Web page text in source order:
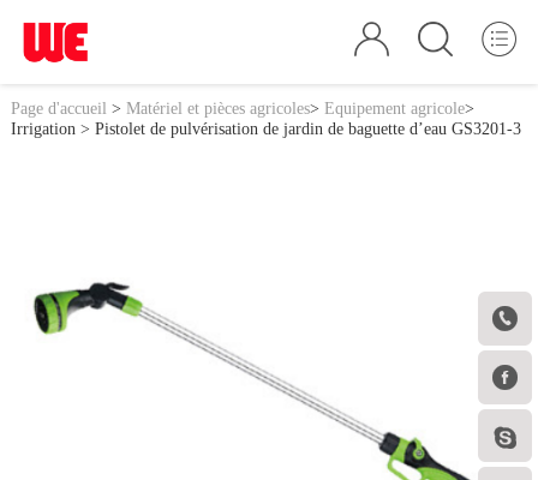



Page d'accueil > Matériel et pièces agricoles> Equipement agricole>
Irrigation > Pistolet de pulvérisation de jardin de baguette d’eau GS3201-3